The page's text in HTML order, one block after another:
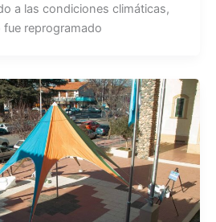
a las condiciones climáticas,
reprogramado